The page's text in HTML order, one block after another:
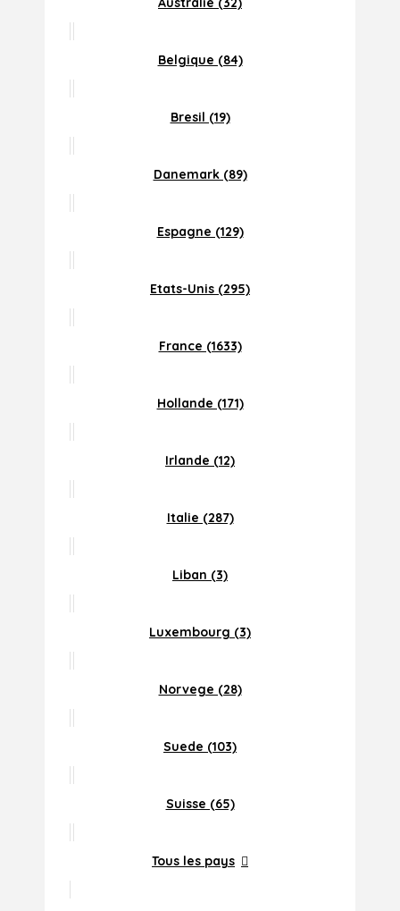
Belgique (84)
Bresil (19)
Danemark (89)
Espagne (129)
Etats-Unis (295)
France (1633)
Hollande (171)
Irlande (12)
Italie (287)
Liban (3)
Luxembourg (3)
Norvege (28)
Suede (103)
Suisse (65)
Tous les pays